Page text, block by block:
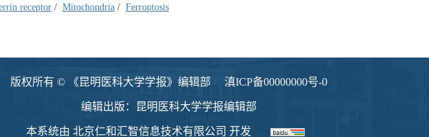
receptor / Mitochondria / Ferroptosis
版权所有 © 《昆明医科大学学报》编辑部 滇ICP备00000000号-0
编辑出版：昆明医科大学学报编辑部
本系统由 北京仁和汇智信息技术有限公司 开发